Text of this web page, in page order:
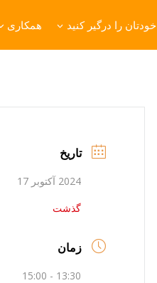
خودتان را درگیر کنید همکاری
تاریخ
2024 آکتوبر 17
گذشت
زمان
13:30 - 15:00